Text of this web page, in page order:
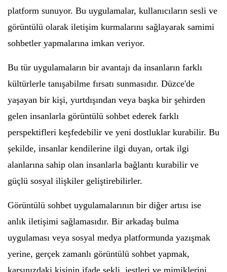
platform sunuyor. Bu uygulamalar, kullanıcıların sesli ve
görüntülü olarak iletişim kurmalarını sağlayarak samimi
sohbetler yapmalarına imkan veriyor.
Bu tür uygulamaların bir avantajı da insanların farklı
kültürlerle tanışabilme fırsatı sunmasıdır. Düzce'de
yaşayan bir kişi, yurtdışından veya başka bir şehirden
gelen insanlarla görüntülü sohbet ederek farklı
perspektifleri keşfedebilir ve yeni dostluklar kurabilir. Bu
şekilde, insanlar kendilerine ilgi duyan, ortak ilgi
alanlarına sahip olan insanlarla bağlantı kurabilir ve
güçlü sosyal ilişkiler geliştirebilirler.
Görüntülü sohbet uygulamalarının bir diğer artısı ise
anlık iletişimi sağlamasıdır. Bir arkadaş bulma
uygulaması veya sosyal medya platformunda yazışmak
yerine, gerçek zamanlı görüntülü sohbet yapmak,
karşınızdaki kişinin ifade şekli, jestleri ve mimiklerini